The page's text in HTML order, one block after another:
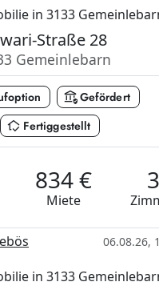
Straße 28
Gemeinlebarn
assured_workloadGefördert
in_home_mode Fertiggestellt
834 €
Miete
3
06.08.26,